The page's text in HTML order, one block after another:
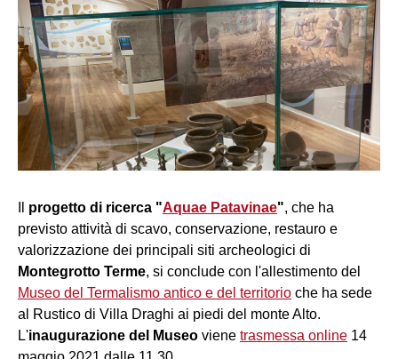
progetto di ricerca "Aquae Patavinae", che ha
previsto attività di scavo, conservazione, restauro e
valorizzazione dei principali siti archeologici di
Montegrotto Terme, si conclude con l'allestimento del
Museo del Termalismo antico e del territorio che ha sede
al Rustico di Villa Draghi ai piedi del monte Alto.
L'inaugurazione del Museo viene trasmessa online 14